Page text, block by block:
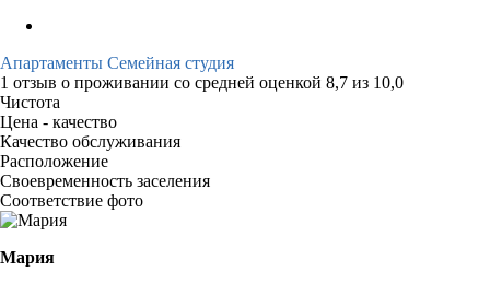
Апартаменты Семейная студия
1 отзыв о проживании со средней оценкой 8,7 из 10,0
Чистота
Цена - качество
Качество обслуживания
Расположение
Своевременность заселения
Соответствие фото
Мария